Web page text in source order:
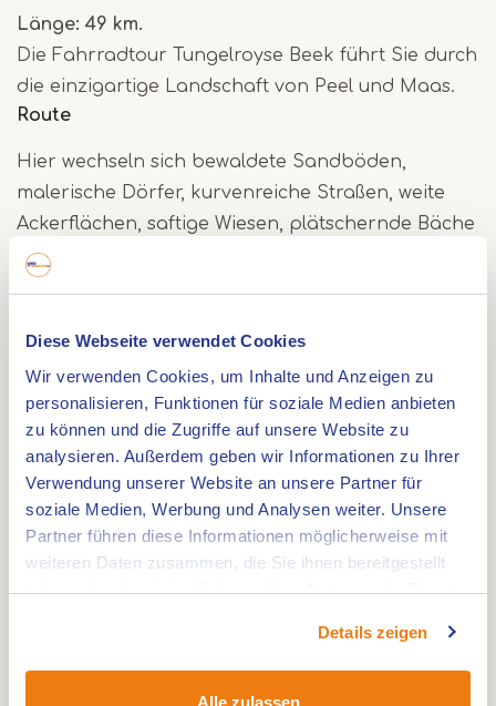
Diese Webseite verwendet Cookies
Wir verwenden Cookies, um Inhalte und Anzeigen zu
personalisieren, Funktionen für soziale Medien anbieten
zu können und die Zugriffe auf unsere Website zu
analysieren. Außerdem geben wir Informationen zu Ihrer
Verwendung unserer Website an unsere Partner für
soziale Medien, Werbung und Analysen weiter. Unsere
Partner führen diese Informationen möglicherweise mit
weiteren Daten zusammen, die Sie ihnen bereitgestellt
haben oder die sie im Rahmen Ihrer Nutzung der Dienste
Details zeigen
Alle zulassen
Länge: 49 km.
Die Fahrradtour Tungelroyse Beek führt Sie durch
die einzigartige Landschaft von Peel und Maas.
Route
Hier wechseln sich bewaldete Sandböden,
malerische Dörfer, kurvenreiche Straßen, weite
Ackerflächen, saftige Wiesen, plätschernde Bäche
und ruhige Kanäle ab. Die Tungelroyse Beek ist
Seite der Grenze in Belgien und mündet als
Neerbeek in die majestätische Maas. Andere
Flüsse in Mittellimburg, wie die Raam, die
Leukerbeek, die Roelse Bek und die Haelense
Beek, tragen ihr Wasser zum Fluss der
Tungelroyse Beek bei.
Die Route beginnt am Knotenpunkt 90, der sich in